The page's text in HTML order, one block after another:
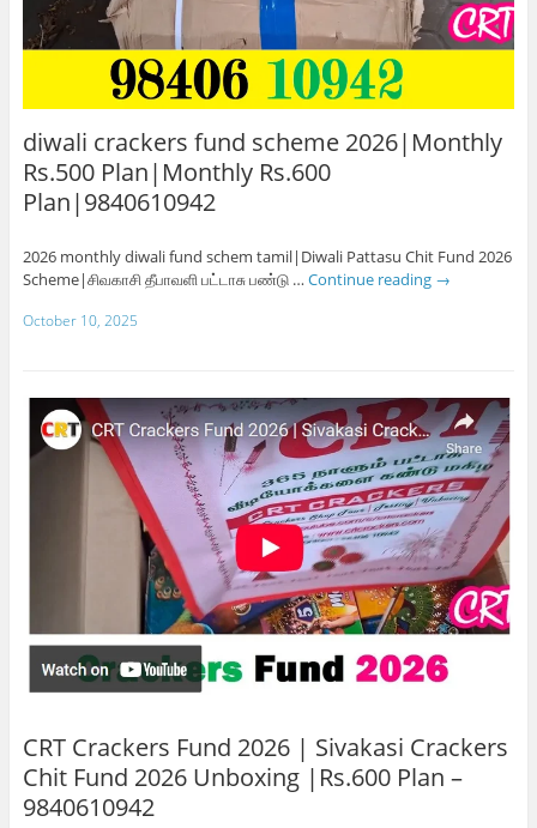
diwali crackers fund scheme 2026|Monthly
Rs.500 Plan|Monthly Rs.600
Plan|9840610942
2026 monthly diwali fund schem tamil|Diwali Pattasu Chit Fund 2026
Scheme|சிவகாசி தீபாவளி பட்டாசு பண்டு … Continue reading →
October 10, 2025
CRT Crackers Fund 2026 | Sivakasi Crackers
Chit Fund 2026 Unboxing |Rs.600 Plan –
9840610942